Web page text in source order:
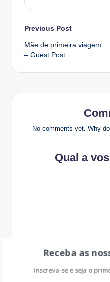
Post
navigation
Previous Post
Mãe de primeira viagem
– Guest Post
No comments yet. Why
Qual a
Receba as
Inscreva-se e seja o